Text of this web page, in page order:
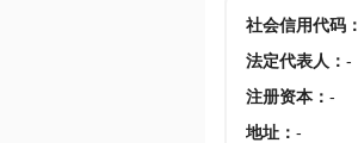
社会信用代码：
法定代表人 ： -
注册资本： -
地址： -